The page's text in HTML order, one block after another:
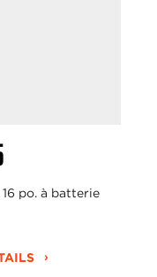
po. à batterie